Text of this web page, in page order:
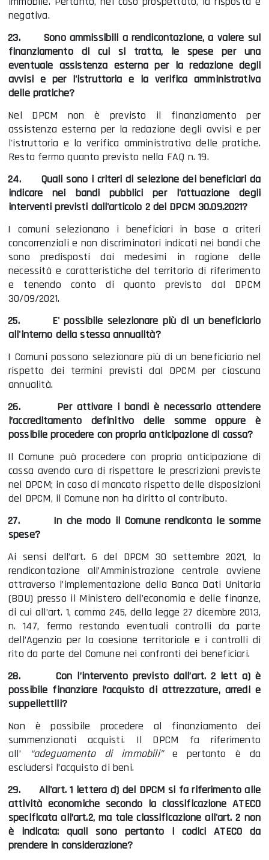
negativa.
23.
Sono ammissibili a rendicontazione, a valere sul
finanziamento di cui si tratta, le spese per una
eventuale assistenza esterna per la redazione degli
avvisi e per l'istruttoria e la verifica amministrativa
delle pratiche?
Nel DPCM non è previsto il finanziamento per
assistenza esterna per la redazione degli avvisi e per
l'istruttoria e la verifica amministrativa delle pratiche.
Resta fermo quanto previsto nella FAQ n. 19.
24.
Quali sono i criteri di selezione dei beneficiari da
indicare nei bandi pubblici per l'attuazione degli
interventi previsti dall'articolo 2 del DPCM 30.09.2021?
I comuni selezionano i beneficiari in base a criteri
concorrenziali e non discriminatori indicati nei bandi che
sono predisposti dai medesimi in ragione delle
necessità e caratteristiche del territorio di riferimento
e tenendo conto di quanto previsto dal DPCM
30/09/2021.
25.
E' possibile selezionare più di un beneficiario
all'interno della stessa annualità?
I Comuni possono selezionare più di un beneficiario nel
rispetto dei termini previsti dal DPCM per ciascuna
annualità.
26.
Per attivare i bandi è necessario attendere
l’accreditamento definitivo delle somme oppure è
possibile procedere con propria anticipazione di cassa?
Il Comune può procedere con propria anticipazione di
cassa avendo cura di rispettare le prescrizioni previste
nel DPCM; in caso di mancato rispetto delle disposizioni
del DPCM, il Comune non ha diritto al contributo.
27.
In che modo il Comune rendiconta le somme
spese?
Ai sensi dell’art. 6 del DPCM 30 settembre 2021, la
rendicontazione all’Amministrazione centrale avviene
attraverso l’implementazione della Banca Dati Unitaria
(BDU) presso il Ministero dell’economia e delle finanze,
di cui all’art. 1, comma 245, della legge 27 dicembre 2013,
n. 147, fermo restando eventuali controlli da parte
dell’Agenzia per la coesione territoriale e i controlli di
rito da parte del Comune nei confronti dei beneficiari.
28.
Con l’intervento previsto dall’art. 2 lett a) è
possibile finanziare l’acquisto di attrezzature, arredi e
suppellettili?
Non è possibile procedere al finanziamento dei
summenzionati acquisti. Il DPCM fa riferimento
all’
“adeguamento di immobili”e pertanto è da
escludersi l’acquisto di beni.
29.
All'art. 1 lettera d) del DPCM si fa riferimento alle
attività economiche secondo la classificazione ATECO
specificata all’art.2, ma tale classificazione all'art. 2 non
è indicata: quali sono pertanto i codici ATECO da
prendere in considerazione?